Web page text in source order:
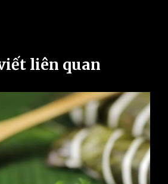
liên quan